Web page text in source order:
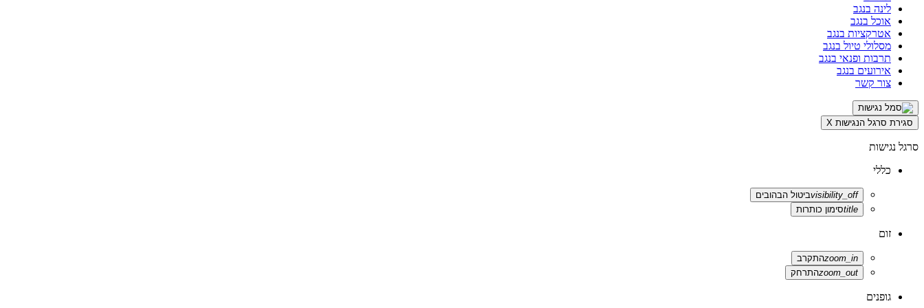
לינה בנגב
אוכל בנגב
אטרקציות בנגב
מסלולי טיול בנגב
תרבות ופנאי בנגב
אירועים בנגב
צור קשר
סגירת סרגל הנגישות X
סרגל נגישות
כללי
visibility_offביטול הבהובים
titleסימון כותרות
זום
zoom_inהתקרב
zoom_outהתרחק
גופנים